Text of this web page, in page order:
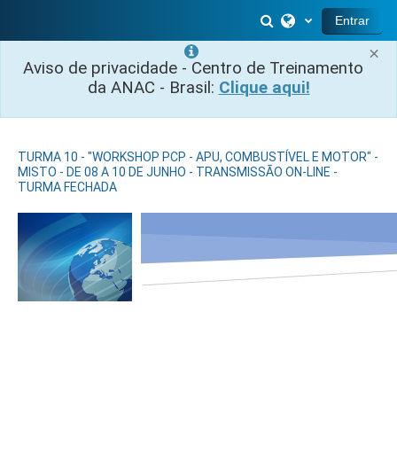
×
Aviso de privacidade - Centro de Treinamento
da ANAC - Brasil: Clique aqui!
Alternar entrada
Entrar
TURMA 10 - "WORKSHOP PCP - APU, COMBUSTÍVEL E MOTOR" -
MISTO - DE 08 A 10 DE JUNHO - TRANSMISSÃO ON-LINE -
TURMA FECHADA